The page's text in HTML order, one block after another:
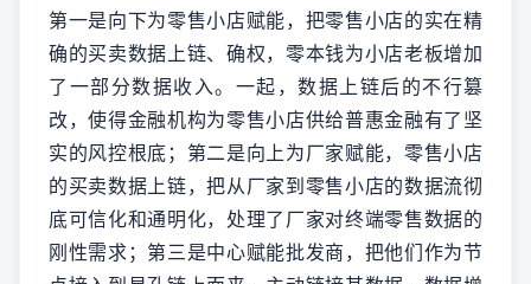
第一是向下为零售小店赋能，把零售小店的实在精
确的买卖数据上链、确权，零本钱为小店老板增加
了一部分数据收入。一起，数据上链后的不行篡
改，使得金融机构为零售小店供给普惠金融有了坚
实的风控根底；第二是向上为厂家赋能，零售小店
的买卖数据上链，把从厂家到零售小店的数据流彻
底可信化和通明化，处理了厂家对终端零售数据的
刚性需求；第三是中心赋能批发商，把他们作为节